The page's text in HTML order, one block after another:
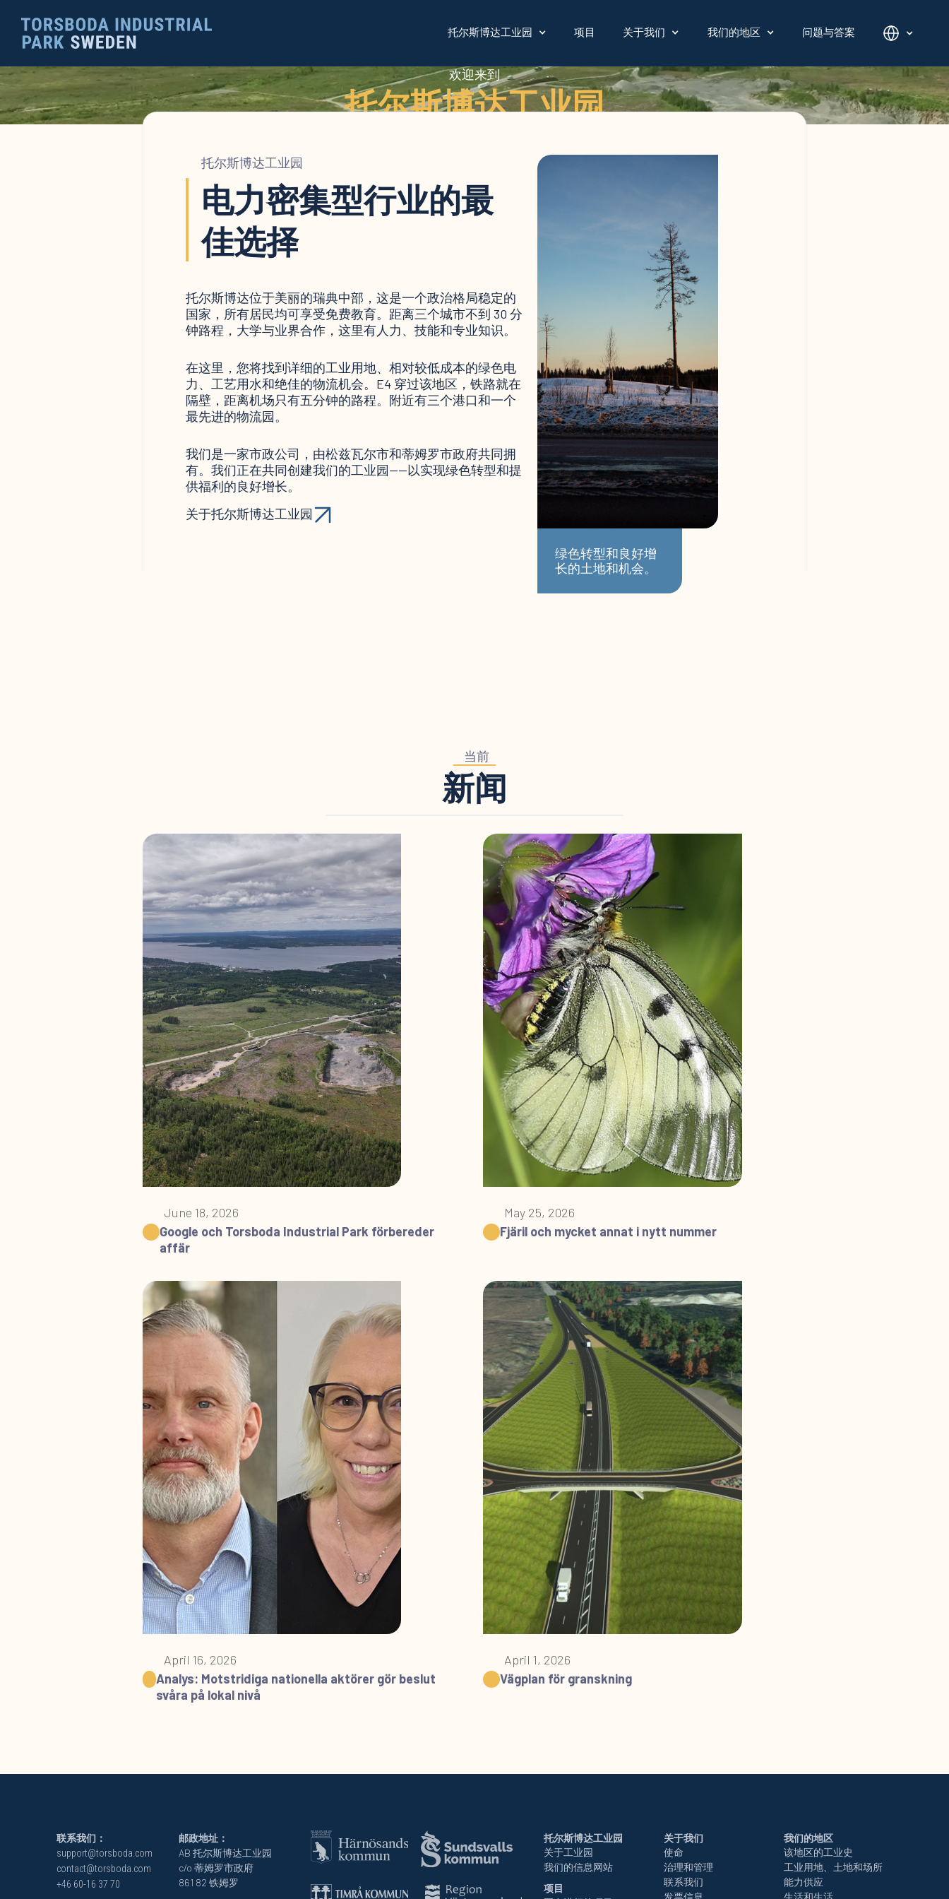
托尔斯博达工业园 项目 关于我们 我们的地区 问题与答案
欢迎来到
托尔斯博达工业园
托尔斯博达工业园
电力密集型行业的最
佳选择
托尔斯博达位于美丽的瑞典中部，这是一个政治格局稳定的
国家，所有居民均可享受免费教育。距离三个城市不到 30 分
钟路程，大学与业界合作，这里有人力、技能和专业知识。
在这里，您将找到详细的工业用地、相对较低成本的绿色电
力、工艺用水和绝佳的物流机会。E4 穿过该地区，铁路就在
隔壁，距离机场只有五分钟的路程。附近有三个港口和一个
最先进的物流园。
我们是一家市政公司，由松兹瓦尔市和蒂姆罗市政府共同拥
有。我们正在共同创建我们的工业园——以实现绿色转型和提
供福利的良好增长。
关于托尔斯博达工业园
绿色转型和良好增
长的土地和机会。
当前
新闻
June 18, 2026
Google och Torsboda Industrial Park förbereder
affär
May 25, 2026
Fjäril och mycket annat i nytt nummer
April 16, 2026
Analys: Motstridiga nationella aktörer gör beslut
svåra på lokal nivå
April 1, 2026
Vägplan för granskning
联系我们：
support@torsboda.com
contact@torsboda.com
+46 60-16 37 70
邮政地址：
AB 托尔斯博达工业园
c/o 蒂姆罗市政府
861 82 铁姆罗
托尔斯博达工业园
关于工业园
我们的信息网站
项目
关于我们
使命
治理和管理
联系我们
我们的地区
该地区的工业史
工业用地、土地和场所
能力供应